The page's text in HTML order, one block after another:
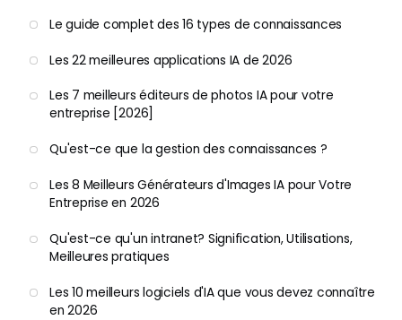
Le guide complet des 16 types de connaissances
Les 22 meilleures applications IA de 2026
Les 7 meilleurs éditeurs de photos IA pour votre
entreprise [2026]
Qu'est-ce que la gestion des connaissances ?
Les 8 Meilleurs Générateurs d'Images IA pour Votre
Entreprise en 2026
Qu'est-ce qu'un intranet? Signification, Utilisations,
Meilleures pratiques
Les 10 meilleurs logiciels d'IA que vous devez connaître
en 2026